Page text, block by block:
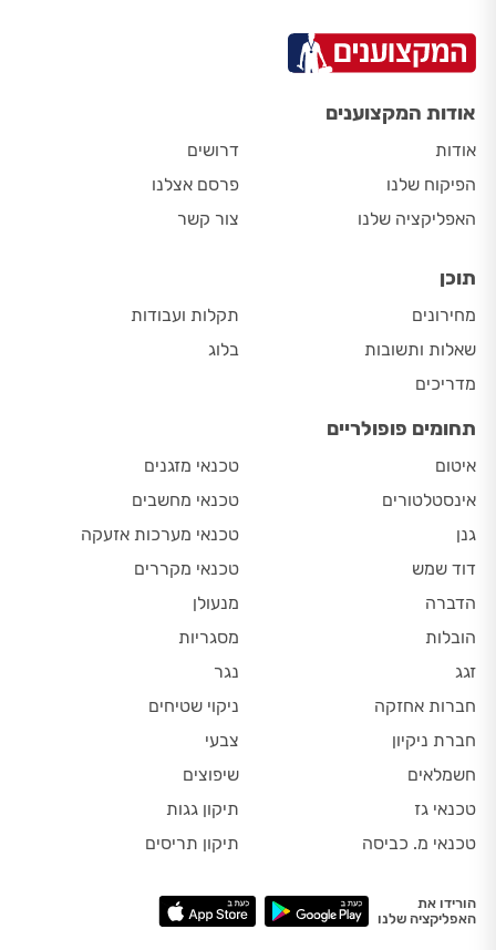
אודות המקצוענים
אודות
הפיקוח שלנו
האפליקציה שלנו
דרושים
פרסם אצלנו
צור קשר
תוכן
מחירונים
שאלות ותשובות
מדריכים
תקלות ועבודות
בלוג
תחומים פופולריים
איטום
אינסטלטורים
גנן
דוד שמש
הדברה
הובלות
זגג
חברות אחזקה
חברת ניקיון
חשמלאים
טכנאי גז
טכנאי מ. כביסה
טכנאי מזגנים
טכנאי מחשבים
טכנאי מערכות אזעקה
טכנאי מקררים
מנעולן
מסגריות
נגר
ניקוי שטיחים
צבעי
שיפוצים
תיקון גגות
תיקון תריסים
הורידו את
האפליקציה שלנו